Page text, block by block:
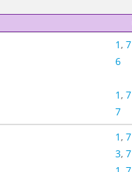
1, 7
6
1, 7
7
1, 7
3, 7